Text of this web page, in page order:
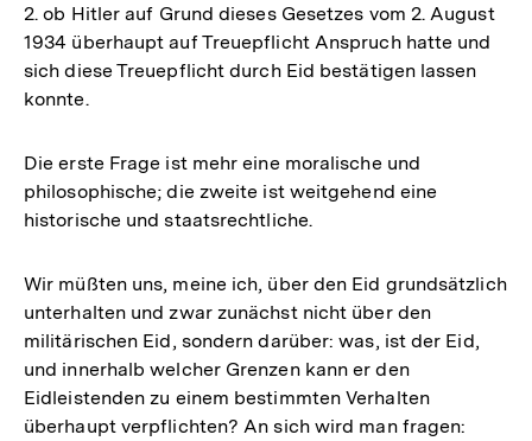
2. ob Hitler auf Grund dieses Gesetzes vom 2. August
1934 überhaupt auf Treuepflicht Anspruch hatte und
sich diese Treuepflicht durch Eid bestätigen lassen
konnte.
Die erste Frage ist mehr eine moralische und
philosophische; die zweite ist weitgehend eine
historische und staatsrechtliche.
Wir müßten uns, meine ich, über den Eid grundsätzlich
unterhalten und zwar zunächst nicht über den
militärischen Eid, sondern darüber: was, ist der Eid,
und innerhalb welcher Grenzen kann er den
Eidleistenden zu einem bestimmten Verhalten
überhaupt verpflichten? An sich wird man fragen: